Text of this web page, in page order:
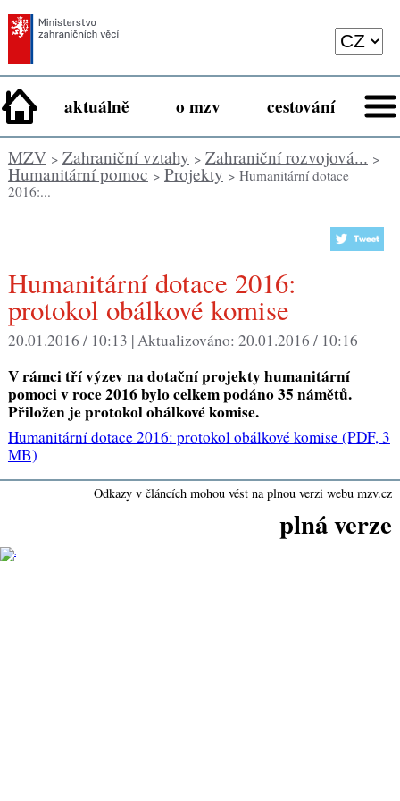
aktuálně o mzv cestování
MZV> Zahraniční vztahy > Zahraniční rozvojová... >
Humanitární pomoc > Projekty > Humanitární dotace
2016:...
Humanitární dotace 2016:
protokol obálkové komise
20.01.2016 / 10:13 |Aktualizováno: 20.01.2016 / 10:16
V rámci tří výzev na dotační projekty humanitární
pomoci v roce 2016 bylo celkem podáno 35 námětů.
Přiložen je protokol obálkové komise.
Humanitární dotace 2016: protokol obálkové komise(PDF, 3
MB)
Odkazy v článcích mohou vést na plnou verzi webu mzv.cz
plná verze